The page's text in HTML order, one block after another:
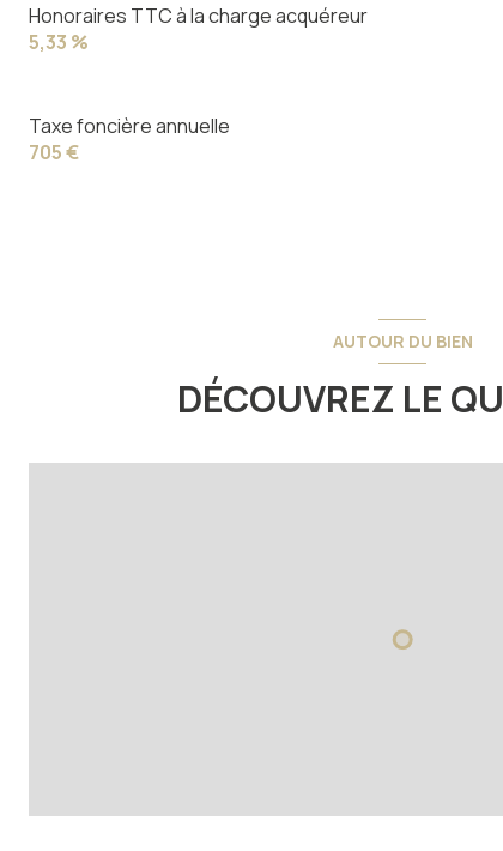
Honoraires TTC à la charge acquéreur
5,33 %
Taxe foncière annuelle
705 €
AUTOUR DU BIEN
DÉCOUVREZ LE